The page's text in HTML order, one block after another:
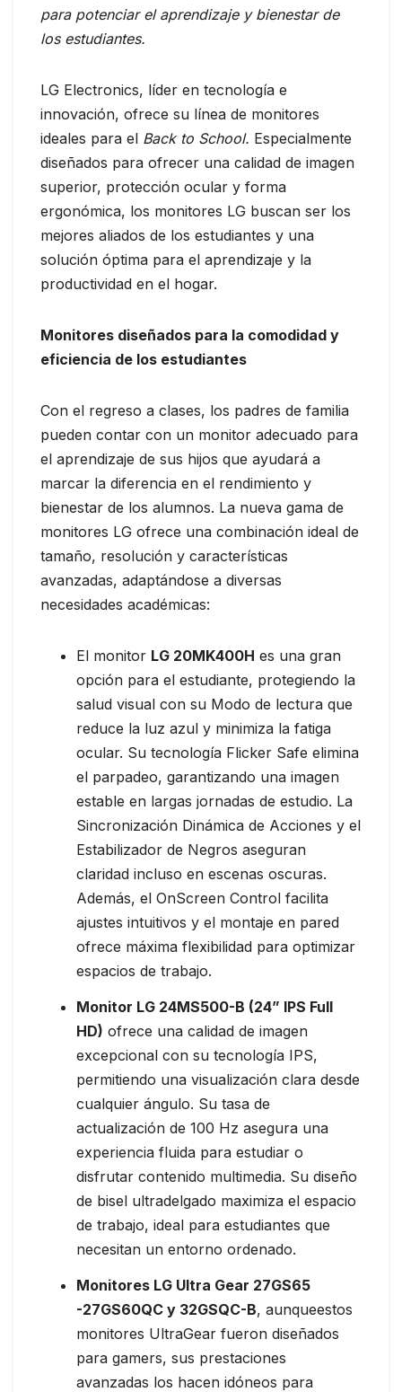
para potenciar el aprendizaje y bienestar de
los estudiantes.
LG Electronics, líder en tecnología e
innovación, ofrece su línea de monitores
ideales para el Back to School. Especialmente
diseñados para ofrecer una calidad de imagen
superior, protección ocular y forma
ergonómica, los monitores LG buscan ser los
mejores aliados de los estudiantes y una
solución óptima para el aprendizaje y la
productividad en el hogar.
Monitores diseñados para la comodidad y
eficiencia de los estudiantes
Con el regreso a clases, los padres de familia
pueden contar con un monitor adecuado para
el aprendizaje de sus hijos que ayudará a
marcar la diferencia en el rendimiento y
bienestar de los alumnos. La nueva gama de
monitores LG ofrece una combinación ideal de
tamaño, resolución y características
avanzadas, adaptándose a diversas
necesidades académicas:
El monitor LG 20MK400H es una gran
opción para el estudiante, protegiendo la
salud visual con su Modo de lectura que
reduce la luz azul y minimiza la fatiga
ocular. Su tecnología Flicker Safe elimina
el parpadeo, garantizando una imagen
estable en largas jornadas de estudio. La
Sincronización Dinámica de Acciones y el
Estabilizador de Negros aseguran
claridad incluso en escenas oscuras.
Además, el OnScreen Control facilita
ajustes intuitivos y el montaje en pared
ofrece máxima flexibilidad para optimizar
espacios de trabajo.
Monitor LG 24MS500-B (24” IPS Full
HD) ofrece una calidad de imagen
excepcional con su tecnología IPS,
permitiendo una visualización clara desde
cualquier ángulo. Su tasa de
actualización de 100 Hz asegura una
experiencia fluida para estudiar o
disfrutar contenido multimedia. Su diseño
de bisel ultradelgado maximiza el espacio
de trabajo, ideal para estudiantes que
necesitan un entorno ordenado.
Monitores LG Ultra Gear 27GS65
-27GS60QC y 32GSQC-B, aunqueestos
monitores UltraGear fueron diseñados
para gamers, sus prestaciones
avanzadas los hacen idóneos para